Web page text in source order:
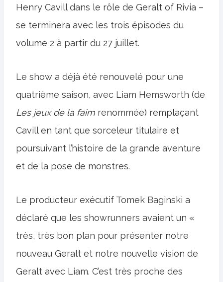
Henry Cavill dans le rôle de Geralt of Rivia –
se terminera avec les trois épisodes du
volume 2 à partir du 27 juillet.
Le show a déjà été renouvelé pour une
quatrième saison, avec Liam Hemsworth (de
Les jeux de la faim renommée) remplaçant
Cavill en tant que sorceleur titulaire et
poursuivant l’histoire de la grande aventure
et de la pose de monstres.
Le producteur exécutif Tomek Baginski a
déclaré que les showrunners avaient un «
très, très bon plan pour présenter notre
nouveau Geralt et notre nouvelle vision de
Geralt avec Liam. C’est très proche des